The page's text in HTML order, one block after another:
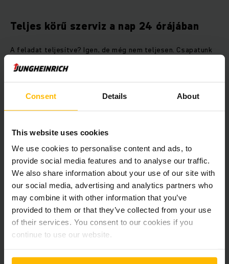
Consent Details About
This website uses cookies
We use cookies to personalise content and ads, to
provide social media features and to analyse our traffic.
We also share information about your use of our site with
our social media, advertising and analytics partners who
may combine it with other information that you’ve
provided to them or that they’ve collected from your use
of their services. You consent to our cookies if you
continue to use our website.
Teljes körű szerviz a nap 24 órájában
A feladat teljesítve? Igen, de még nem teljesen. Csapatunk
gondoskodik arról is, hogy a magasraktár megnyitása után is
minden zökkenőmentesen működjön. Az EMS-Chemie AG egy
24 órás ügyeleti szolgáltatást is magában foglaló
szervizszerződést kötött velünk. Svájc-szerte több mint 100
karbantartásáért.
Beágyazott tartalom megjelenítése.
Sajnos sütibeállításai miatt ez a tartalom
nem jeleníthető meg.
Kérjük, engedélyezze a marketingsütiket a
tartalom aktiválásához.